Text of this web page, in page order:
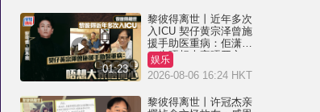
01:23
黎彼得离世丨近年多次
入ICU 契仔黄宗泽曾施
援手助医重病：佢潇洒
一生唔想大家唔开心
娱乐
2026-08-06 16:24 HKT
黎彼得离世丨许冠杰亲